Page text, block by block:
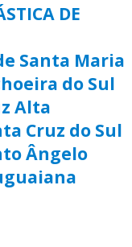
DE
Santa Maria
do Sul
Alta
Cruz do Sul
Ângelo